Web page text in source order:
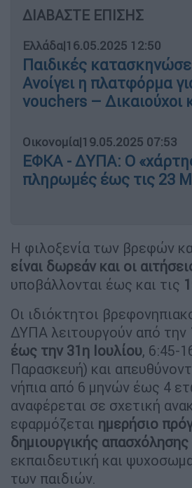
ΔΙΑΒΑΣΤΕ ΕΠΙΣΗΣ
Ελλάδα|16.05.2025 12:50
Παιδικές
Ανοίγει η πλατφόρμα
vouchers – Δικαιούχοι
Οικονομία|19.05.2025 07:53
ΕΦΚΑ - ΔΥΠΑ: Ο
πληρωμές έως τις 23
Η φιλοξενία των βρεφών
είναι δωρεάν και οι
υποβάλλονται έως και τις
Οι ιδιόκτητοι
ΔΥΠΑ λειτουργούν από την
έως την 31η Ιουλίου, 6:45-
Παρασκευή) και
νήπια από 6 μηνών έως 4
αναφέρεται σε σχετική
εφαρμόζεται ημερήσιο
δημιουργικής απασχόλησης
εκπαιδευτική και
των παιδιών.